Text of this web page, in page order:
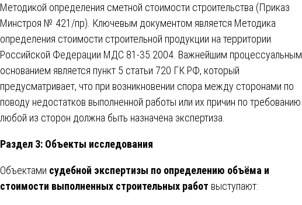
Методикой определения сметной стоимости строительства (Приказ
Минстроя № 421/пр). Ключевым документом является Методика
определения стоимости строительной продукции на территории
Российской Федерации МДС 81-35.2004. Важнейшим процессуальным
основанием является пункт 5 статьи 720 ГК РФ, который
предусматривает, что при возникновении спора между сторонами по
поводу недостатков выполненной работы или их причин по требованию
любой из сторон должна быть назначена экспертиза.
Раздел 3: Объекты исследования
Объектами судебной экспертизы по определению объёма и
стоимости выполненных строительных работ выступают: